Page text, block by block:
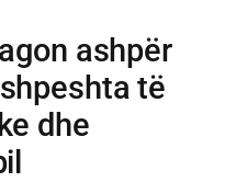
ashpër
të
dhe